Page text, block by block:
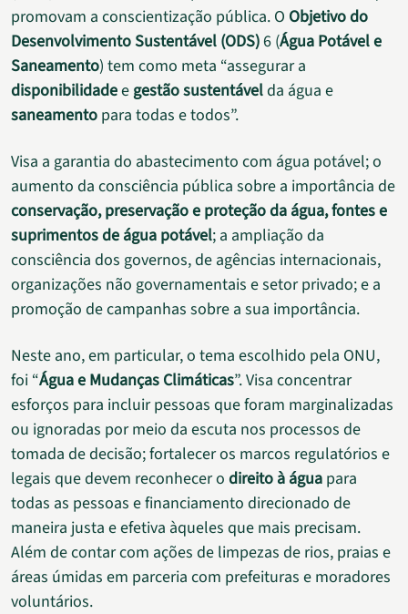
promovam a conscientização pública. O Objetivo do
Desenvolvimento Sustentável (ODS)6 (Água Potável e
Saneamento) tem como meta “assegurar a
disponibilidadee gestão sustentávelda água e
saneamento para todas e todos”.
Visa a garantia do abastecimento com água potável; o
aumento da consciência pública sobre a importância de
conservação, preservação e proteção da água, fontes e
suprimentos de água potável; a ampliação da
consciência dos governos, de agências internacionais,
organizações não governamentais e setor privado; e a
promoção de campanhas sobre a sua importância.
Neste ano, em particular, o tema escolhido pela ONU,
foi “Água e Mudanças Climáticas”. Visa concentrar
esforços para incluir pessoas que foram marginalizadas
ou ignoradas por meio da escuta nos processos de
tomada de decisão; fortalecer os marcos regulatórios e
legais que devem reconhecer o direito à água para
todas as pessoas e financiamento direcionado de
maneira justa e efetiva àqueles que mais precisam.
Além de contar com ações de limpezas de rios, praias e
áreas úmidas em parceria com prefeituras e moradores
voluntários.